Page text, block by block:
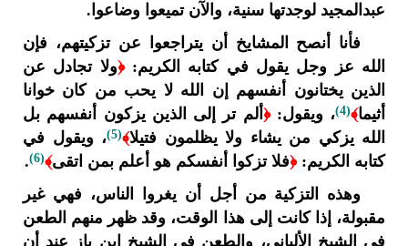
عبدالمجيد لوجدتها سنية، والآن تميعوا وضاعوا.
فأنا أنصح المشايخ أن يتراجعوا عن تزكيتهم، فإن
الله عز وجل يقول في كتابه الكريم:﴿ولا تجادل عن
الذين يختانون أنفسهم إن الله لا يحب من كان خوانا
أثيما﴾(4) ، ويقول:﴿ ألم تر إلى الذين يزكون أنفسهم بل
الله يزكي من يشاء ولا يظلمون فتيلا﴾(5)
، ويقول في
كتابه الكريم:﴿فلا تزكوا أنفسكم هو أعلم بمن اتقى﴾(6)
.
وهذه التزكية من أجل أن يغروا الناس، فهي غير
مقبولة، إذا كانت إلى هذا الوقت، وقد ظهر منهم الطعن
في الشيخ الألباني، والطعن في الشيخ ابن باز عند أن